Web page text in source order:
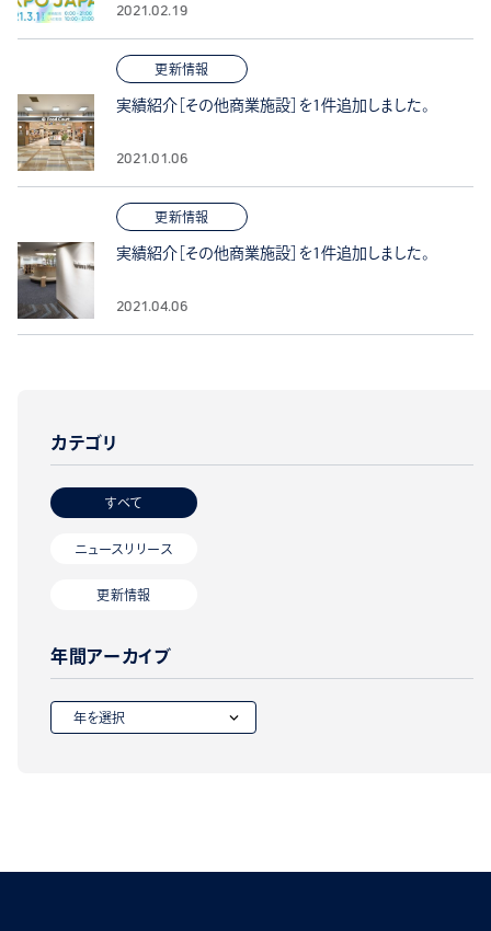
2021.02.19
更新情報
実績紹介［その他商業施設］を1件追加しました。
2021.01.06
更新情報
実績紹介［その他商業施設］を1件追加しました。
2021.04.06
カテゴリ
すべて
ニュースリリース
更新情報
年間アーカイブ